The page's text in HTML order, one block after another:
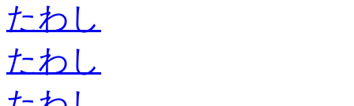
たわし
たわし